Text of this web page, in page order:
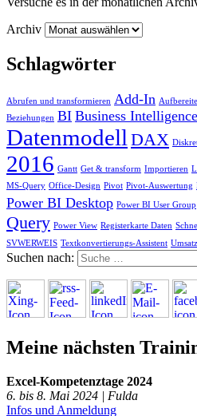
Archiv
Schlagwörter
Abrufen und transformieren Add-In
Beziehungen BI Business Intelligence
Datenmodell DAX
2016 Gantt Get & transform Importieren
MS-Query Office-Design Pivot Pivot-Auswertung
Power BI Desktop Power BI User Group
Query Power View Registerkarte Daten
SVWERWEIS Textkonvertierungs-Assistent Umsatz
Suchen nach:
Meine nächsten
Excel-Kompetenztage 2024
6. bis 8. Mai 2024 | Fulda
Infos und Anmeldung